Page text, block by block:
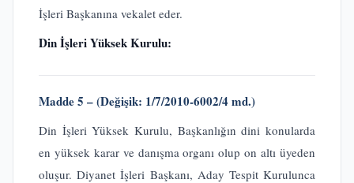
İşleri Başkanına vekalet eder.
Din İşleri Yüksek Kurulu:
Madde 5 – (Değişik: 1/7/2010-6002/4 md.)
Din İşleri Yüksek Kurulu, Başkanlığın dini konularda
en yüksek karar ve danışma organı olup on altı üyeden
oluşur. Diyanet İşleri Başkanı, Aday Tespit Kurulunca